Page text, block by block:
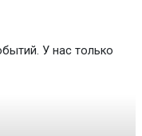
У нас только